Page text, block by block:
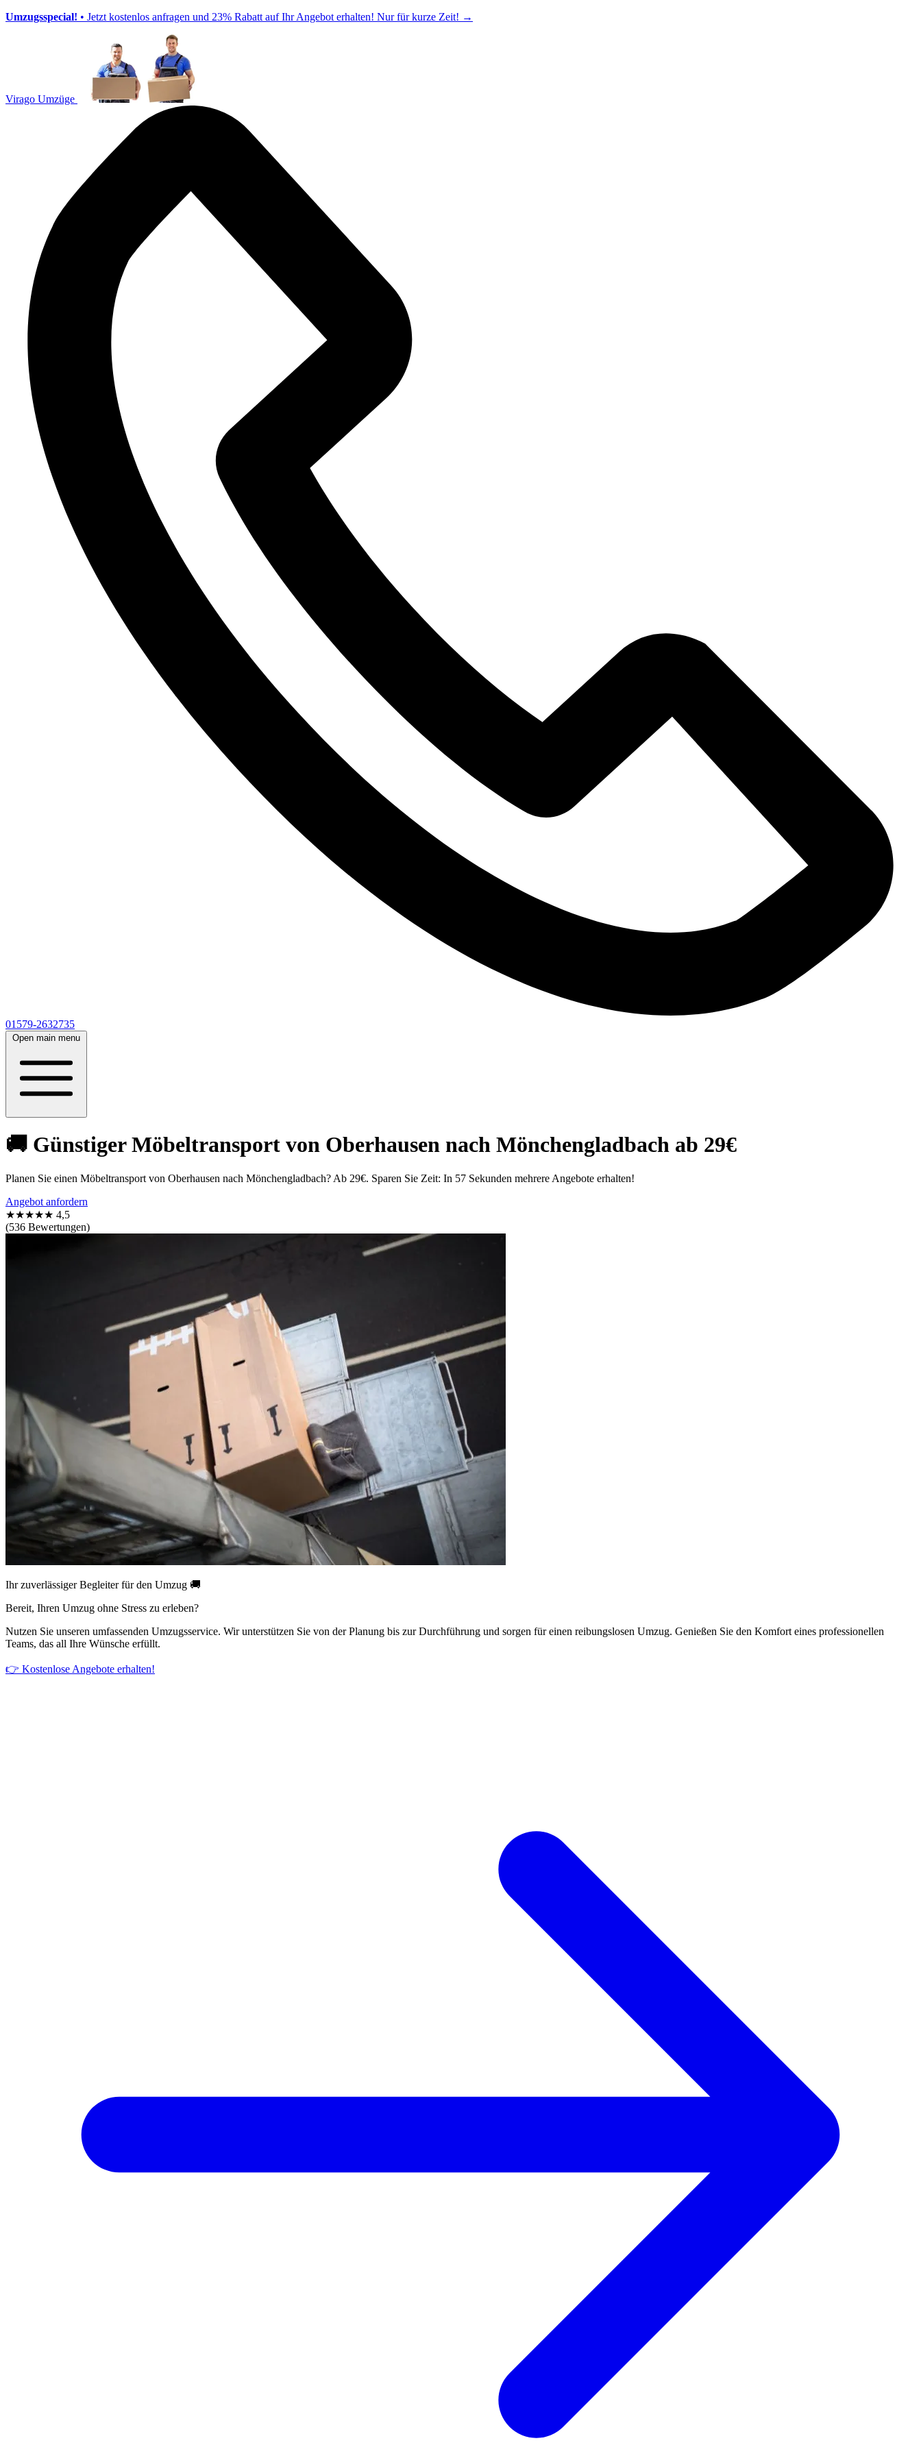
Umzugsspecial! • Jetzt kostenlos anfragen und 23% Rabatt auf Ihr Angebot erhalten! Nur für kurze Zeit! →
Virago Umzüge
01579-2632735
Open main menu
🚚 Günstiger Möbeltransport von Oberhausen nach Mönchengladbach ab 29€
Planen Sie einen Möbeltransport von Oberhausen nach Mönchengladbach? Ab 29€. Sparen Sie Zeit: In 57 Sekunden mehrere Angebote erhalten!
Angebot anfordern
★★★★★ 4,5
(536 Bewertungen)
Ihr zuverlässiger Begleiter für den Umzug 🚚
Bereit, Ihren Umzug ohne Stress zu erleben?
Nutzen Sie unseren umfassenden Umzugsservice. Wir unterstützen Sie von der Planung bis zur Durchführung und sorgen für einen reibungslosen Umzug. Genießen Sie den Komfort eines professionellen
Teams, das all Ihre Wünsche erfüllt.
👉 Kostenlose Angebote erhalten!